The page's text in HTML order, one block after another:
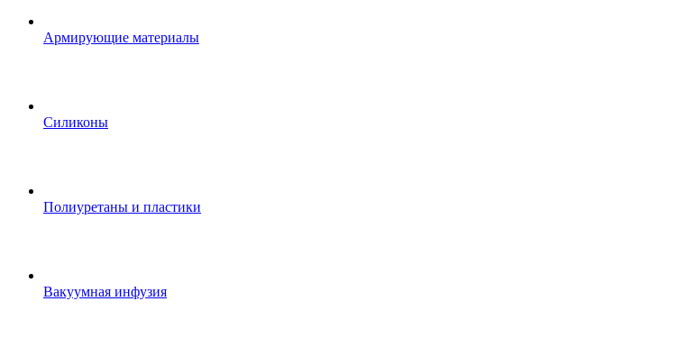
Армирующие материалы
Силиконы
Полиуретаны и пластики
Вакуумная инфузия